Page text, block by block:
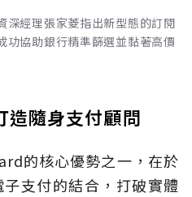
深經理張家菱指出新型態的訂閱
功協助銀行精準篩選並黏著高價
造隨身支付顧問
的核心優勢之一，在於
支付的結合，打破實體